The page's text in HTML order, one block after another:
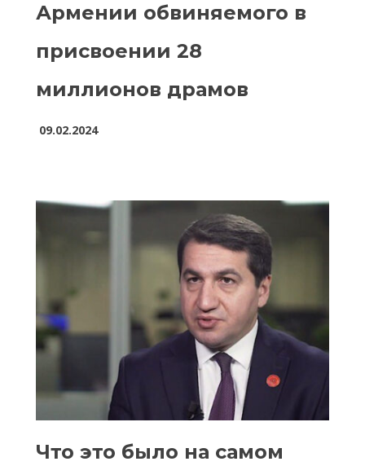
Армении обвиняемого в
присвоении 28
миллионов драмов
09.02.2024
Что это было на самом